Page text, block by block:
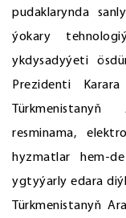
pudaklarynda
ýokary
ykdysadyýeti
Prezidenti
resminama,
hyzmatlar hem-
ygtyýarly edara
Türkmenistanyň